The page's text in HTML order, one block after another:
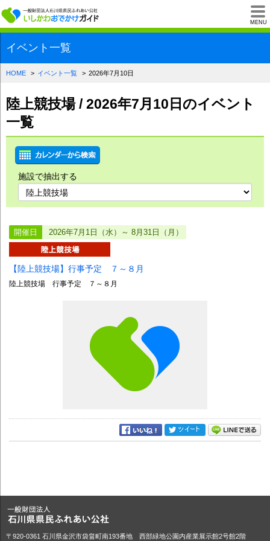
MENU
一般財団法人石川
イベント一覧
HOME イベント一覧 2026年7月10日
陸上競技場 / 2026年7月10日のイベント
一覧
施設で抽出する
開催日 2026年7月1日（水）～ 8月31日（月）
【陸上競技場】行事予定 ７～８月
陸上競技場 行事予定 ７～８月
〒920-0361 石川県金沢市袋畠町南193番地 西部緑地公園内産業展示館2号館2階